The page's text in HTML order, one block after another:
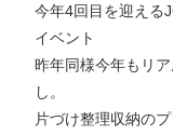
今年4回目を迎える
イベント
昨年同様今年もリ
し。
片づけ整理収納の